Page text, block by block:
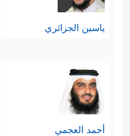
ياسين الجزائري
أحمد العجمي